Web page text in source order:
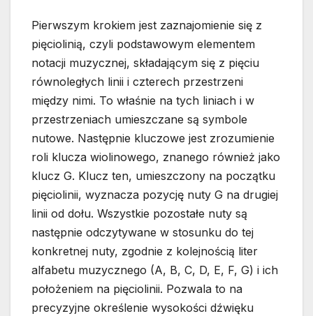
Pierwszym krokiem jest zaznajomienie się z
pięciolinią, czyli podstawowym elementem
notacji muzycznej, składającym się z pięciu
równoległych linii i czterech przestrzeni
między nimi. To właśnie na tych liniach i w
przestrzeniach umieszczane są symbole
nutowe. Następnie kluczowe jest zrozumienie
roli klucza wiolinowego, znanego również jako
klucz G. Klucz ten, umieszczony na początku
pięciolinii, wyznacza pozycję nuty G na drugiej
linii od dołu. Wszystkie pozostałe nuty są
następnie odczytywane w stosunku do tej
konkretnej nuty, zgodnie z kolejnością liter
alfabetu muzycznego (A, B, C, D, E, F, G) i ich
położeniem na pięciolinii. Pozwala to na
precyzyjne określenie wysokości dźwięku